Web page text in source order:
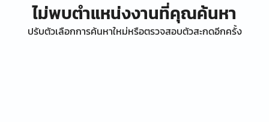
ไม่พบตำแหน่งงานที่คุณค้นหา
ปรับตัวเลือกการค้นหาใหม่หรือตรวจสอบตัวสะกดอีกครั้ง